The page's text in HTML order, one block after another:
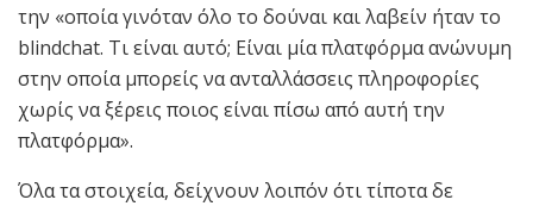
την «οποία γινόταν όλο το δούναι και λαβείν ήταν το
blindchat. Τι είναι αυτό; Είναι μία πλατφόρμα ανώνυμη
στην οποία μπορείς να ανταλλάσσεις πληροφορίες
χωρίς να ξέρεις ποιος είναι πίσω από αυτή την
πλατφόρμα».
Όλα τα στοιχεία, δείχνουν λοιπόν ότι τίποτα δε